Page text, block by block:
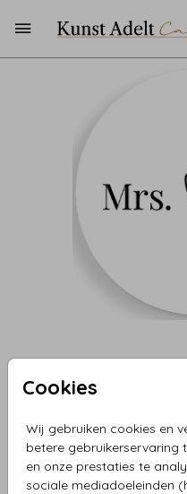
Cookies
Wij gebruiken cookies en
betere gebruikerservaring
en onze prestaties te
sociale mediadoeleinden
Sluitzegel Mrs.
Aantal